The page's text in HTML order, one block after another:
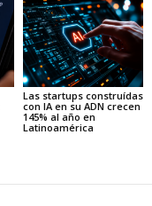
Las startups construídas
con IA en su ADN crecen
145% al año en
Latinoamérica